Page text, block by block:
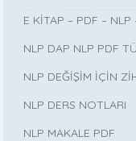
E KİTAP – PDF – NLP
NLP DAP NLP PDF
NLP DEĞİŞİM İÇİN
NLP DERS NOTLARI
NLP MAKALE PDF